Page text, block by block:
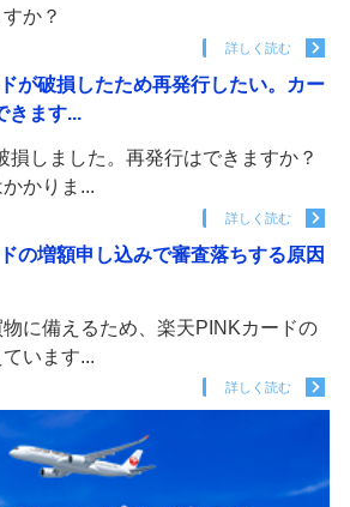
か？
詳しく読む
が破損したため再発行したい。カー
きます...
損しました。再発行はできますか？
かりま...
詳しく読む
の増額申し込みで審査落ちする原因
に備えるため、楽天PINKカードの
います...
詳しく読む